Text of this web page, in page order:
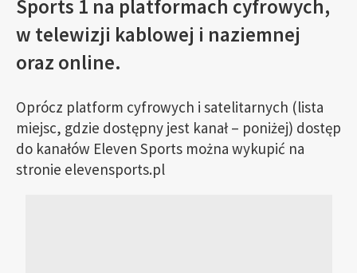
Sports 1 na platformach cyfrowych,
w telewizji kablowej i naziemnej
oraz online.
Oprócz platform cyfrowych i satelitarnych (lista
miejsc, gdzie dostępny jest kanał – poniżej) dostęp
do kanałów Eleven Sports można wykupić na
stronie elevensports.pl